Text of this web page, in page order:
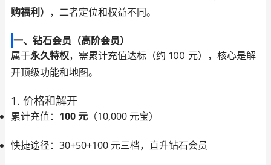
购福利）
，二者定位和权益不同。
一、钻石会员（高阶会员）
属于永久特权，需累计充值达标（约 100 元），核心是解
开顶级功能和地图。
1. 价格和解开
累计充值： 100 元 （10,000 元宝）
快捷途径：30+50+100 元三档，直升钻石会员